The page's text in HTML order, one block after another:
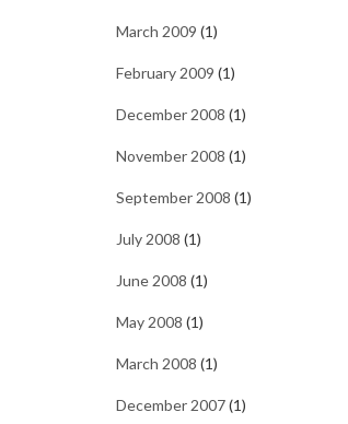
March 2009 (1)
February 2009 (1)
December 2008 (1)
November 2008 (1)
September 2008 (1)
July 2008 (1)
June 2008 (1)
May 2008 (1)
March 2008 (1)
December 2007(1)